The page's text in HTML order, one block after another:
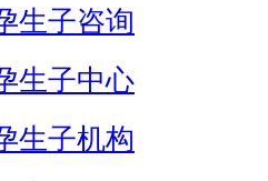
生子咨询
生子中心
生子机构